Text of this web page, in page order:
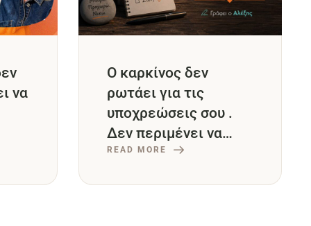
να
Ο καρκίνος δεν
ρωτάει για τις
υποχρεώσεις σου .
Δεν περιμένει να
τελειώσουν οι
READ MORE